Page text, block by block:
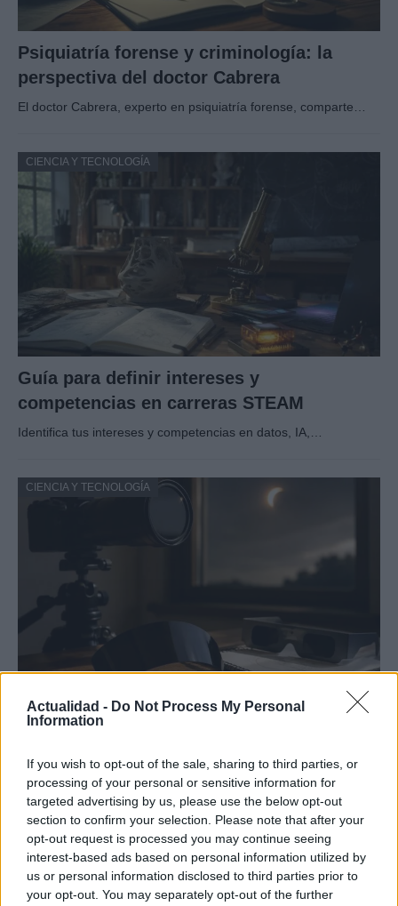
Actualidad - Do Not Process My Personal
Information
If you wish to opt-out of the sale, sharing to third parties, or
processing of your personal or sensitive information for
targeted advertising by us, please use the below opt-out
section to confirm your selection. Please note that after your
opt-out request is processed you may continue seeing
interest-based ads based on personal information utilized by
us or personal information disclosed to third parties prior to
your opt-out. You may separately opt-out of the further
Psiquiatría forense y criminología: la
perspectiva del doctor Cabrera
El doctor Cabrera, experto en psiquiatría forense, comparte…
CIENCIA Y TECNOLOGÍA
Guía para definir intereses y
competencias en carreras STEAM
Identifica tus intereses y competencias en datos, IA,…
CIENCIA Y TECNOLOGÍA
Protocolos de seguridad ocular y
consejos para fotografiar eclipses solares
Un eclipse solar es un espectáculo natural que…
CIENCIA Y TECNOLOGÍA